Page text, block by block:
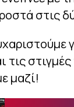
στις
τις
μαζί!